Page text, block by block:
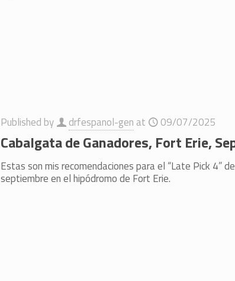
Published by drfespanol-gen at 09/07/2025
Cabalgata de Ganadores, Fort Erie,
Estas son mis recomendaciones para el “Late Pick 4”
septiembre en el hipódromo de Fort Erie.